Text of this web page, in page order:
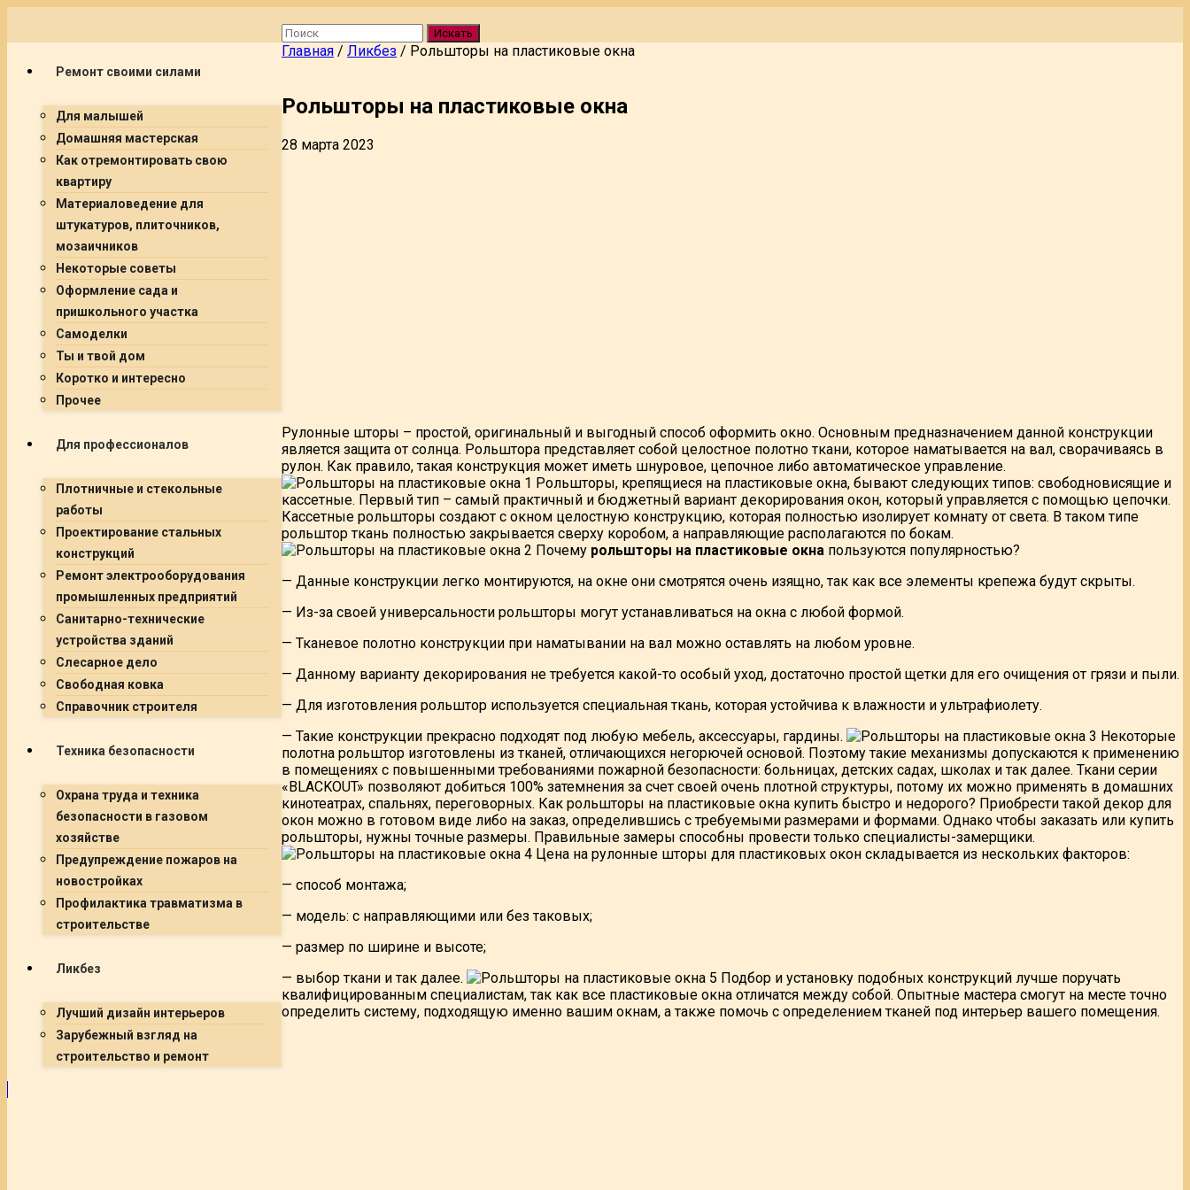
Ремонт своими силами
Для малышей
Домашняя мастерская
Как отремонтировать свою
квартиру
Материаловедение для
штукатуров, плиточников,
мозаичников
Некоторые советы
Оформление сада и
пришкольного участка
Самоделки
Ты и твой дом
Коротко и интересно
Прочее
Для профессионалов
Плотничные и стекольные
работы
Проектирование стальных
конструкций
Ремонт электрооборудования
промышленных предприятий
Санитарно-технические
устройства зданий
Слесарное дело
Свободная ковка
Справочник строителя
Техника безопасности
Охрана труда и техника
безопасности в газовом
хозяйстве
Предупреждение пожаров на
новостройках
Профилактика травматизма в
строительстве
Ликбез
Лучший дизайн интерьеров
Зарубежный взгляд на
строительство и ремонт
Искать
Главная / Ликбез / Рольшторы на пластиковые окна
Рольшторы на пластиковые окна
28 марта 2023
Рулонные шторы – простой, оригинальный и выгодный способ оформить окно. Основным предназначением данной конструкции
является защита от солнца. Рольштора представляет собой целостное полотно ткани, которое наматывается на вал, сворачиваясь в
рулон. Как правило, такая конструкция может иметь шнуровое, цепочное либо автоматическое управление.
Рольшторы, крепящиеся на пластиковые окна, бывают следующих типов: свободновисящие и
кассетные. Первый тип – самый практичный и бюджетный вариант декорирования окон, который управляется с помощью цепочки.
Кассетные рольшторы создают с окном целостную конструкцию, которая полностью изолирует комнату от света. В таком типе
рольштор ткань полностью закрывается сверху коробом, а направляющие располагаются по бокам.
Почему рольшторы на пластиковые окна пользуются популярностью?
— Данные конструкции легко монтируются, на окне они смотрятся очень изящно, так как все элементы крепежа будут скрыты.
— Из-за своей универсальности рольшторы могут устанавливаться на окна с любой формой.
— Тканевое полотно конструкции при наматывании на вал можно оставлять на любом уровне.
— Данному варианту декорирования не требуется какой-то особый уход, достаточно простой щетки для его очищения от грязи и пыли.
— Для изготовления рольштор используется специальная ткань, которая устойчива к влажности и ультрафиолету.
— Такие конструкции прекрасно подходят под любую мебель, аксессуары, гардины.
Некоторые
полотна рольштор изготовлены из тканей, отличающихся негорючей основой. Поэтому такие механизмы допускаются к применению
в помещениях с повышенными требованиями пожарной безопасности: больницах, детских садах, школах и так далее. Ткани серии
«BLACKOUT» позволяют добиться 100% затемнения за счет своей очень плотной структуры, потому их можно применять в домашних
кинотеатрах, спальнях, переговорных. Как рольшторы на пластиковые окна купить быстро и недорого? Приобрести такой декор для
окон можно в готовом виде либо на заказ, определившись с требуемыми размерами и формами. Однако чтобы заказать или купить
рольшторы, нужны точные размеры. Правильные замеры способны провести только специалисты-замерщики.
Цена на рулонные шторы для пластиковых окон складывается из нескольких факторов:
— способ монтажа;
— модель: с направляющими или без таковых;
— размер по ширине и высоте;
— выбор ткани и так далее.
Подбор и установку подобных конструкций лучше поручать
квалифицированным специалистам, так как все пластиковые окна отличатся между собой. Опытные мастера смогут на месте точно
определить систему, подходящую именно вашим окнам, а также помочь с определением тканей под интерьер вашего помещения.